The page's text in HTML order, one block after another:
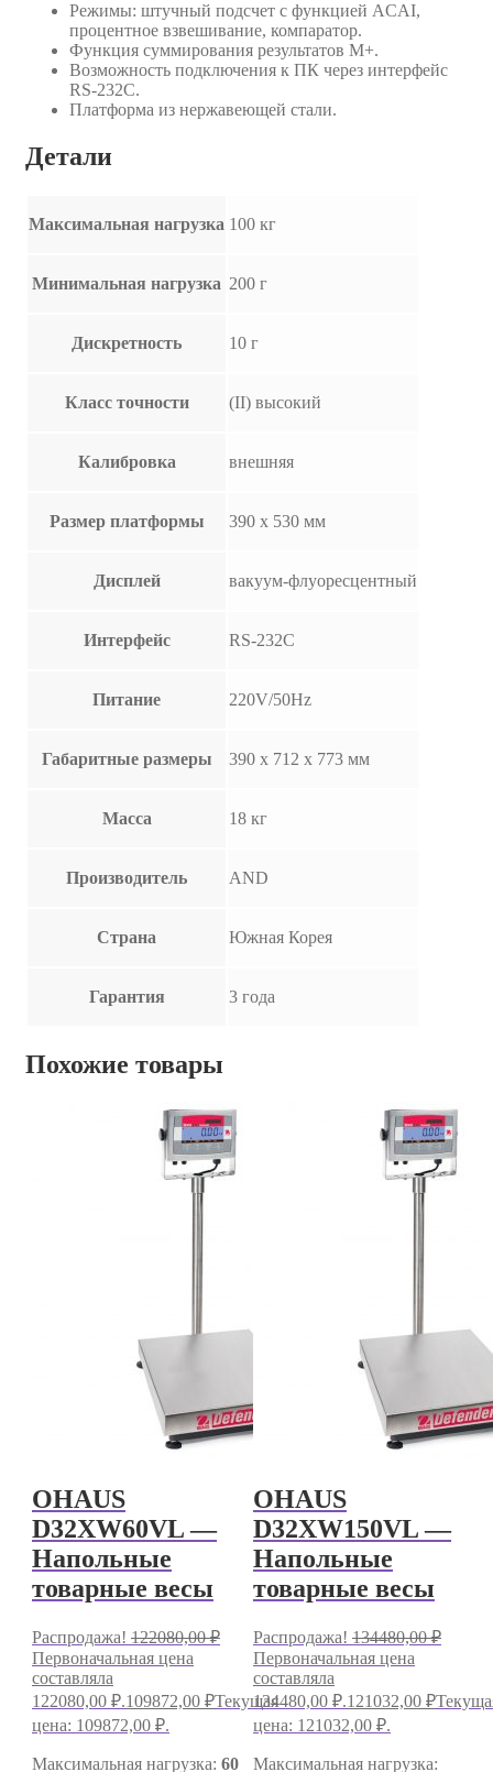
Режимы: штучный подсчет с функцией ACAI,
процентное взвешивание, компаратор.
Функция суммирования результатов М+.
Возможность подключения к ПК через интерфейс
RS-232C.
Платформа из нержавеющей стали.
Детали
Максимальная нагрузка 100 кг
Минимальная нагрузка 200 г
Дискретность 10 г
Класс точности (II) высокий
Калибровка внешняя
Размер платформы 390 х 530 мм
Дисплей вакуум-флуоресцентный
Интерфейс RS-232C
Питание 220V/50Hz
Габаритные размеры 390 x 712 x 773 мм
Масса 18 кг
Производитель AND
Страна Южная Корея
Гарантия 3 года
Похожие товары
OHAUS
D32XW60VL —
Напольные
товарные весы
Распродажа! 122080,00₽
Первоначальная цена
составляла
122080,00 ₽.109872,00 ₽Текущая
цена: 109872,00 ₽.
Максимальная нагрузка: 60
OHAUS
D32XW150VL —
Напольные
товарные весы
Распродажа! 134480,00₽
Первоначальная цена
составляла
134480,00 ₽.121032,00 ₽
цена: 121032,00 ₽.
Максимальная нагрузка: